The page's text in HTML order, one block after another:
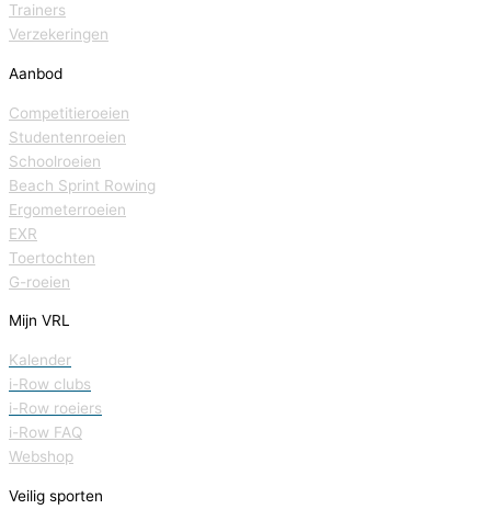
Trainers
Verzekeringen
Aanbod
Competitieroeien
Studentenroeien
Schoolroeien
Beach Sprint Rowing
Ergometerroeien
EXR
Toertochten
G-roeien
Mijn VRL
Kalender
i-Row clubs
i-Row roeiers
i-Row FAQ
Webshop
Veilig sporten